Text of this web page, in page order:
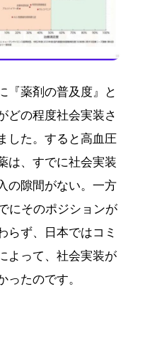
『薬剤の普及度』と
どの程度社会実装さ
した。すると高血圧
は、すでに社会実装
の隙間がない。一方
にそのポジションが
らず、日本ではコミ
よって、社会実装が
ったのです。